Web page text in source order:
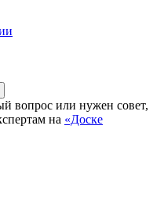
вопрос или нужен совет,
на «Доске